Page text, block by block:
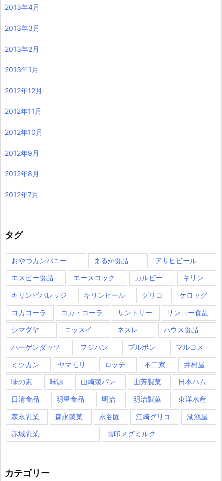
2013年4月
2013年3月
2013年2月
2013年1月
2012年12月
2012年11月
2012年10月
2012年9月
2012年8月
2012年7月
タグ
おやつカンパニー まるか食品 アサヒビール
エスビー食品 エースコック カルビー キリン
キリンビバレッジ キリンビール グリコ ケロッグ
コカコーラ コカ・コーラ サントリー サンヨー食品
シマダヤ ニッスイ ネスレ ハウス食品
ハーゲンダッツ フジパン ブルボン マルコメ
ミツカン ヤマモリ ロッテ 不二家 井村屋
味の素 味源 山崎製パン 山芳製菓 日本ハム
日清食品 明星食品 明治 明治製菓 東洋水産
森永乳業 森永製菓 永谷園 江崎グリコ 湖池屋
赤城乳業 雪印メグミルク
カテゴリー